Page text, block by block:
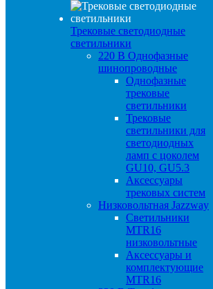
Трековые светодиодные
светильники
220 B Однофазные
шинопроводные
Однофазные
трековые
светильники
Трековые
светильники для
светодиодных
ламп с цоколем
GU10, GU5.3
Аксессуары
трековых систем
Низковольтная Jazzway
Светильники
MTR16
низковольтные
Аксессуары и
комплектующие
MTR16